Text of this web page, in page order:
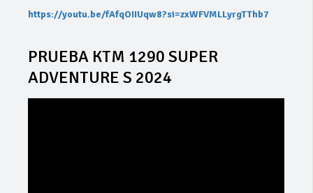
https://youtu.be/fAfqOIIUqw8?si=zxWFVMLLyrgTThb7
PRUEBA KTM 1290 SUPER
ADVENTURE S 2024